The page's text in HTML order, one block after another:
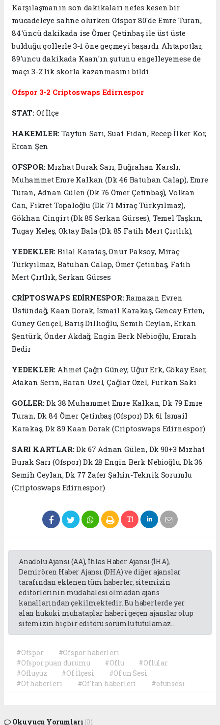
Karşılaşmanın son dakikaları nefes kesen bir
mücadeleye sahne olurken Ofspor 80'de Emre Turan,
84'üncü dakikada ise Ömer Çetinbaş ile üst üste
bulduğu gollerle 3-1 öne geçmeyi başardı. Ahtapotlar,
89'uncu dakikada Kaan'ın şutunu engelleyemese de
maçı 3-2'lik skorla kazanmasını bildi.
Ofspor 3-2 Criptoswaps Edirnespor
STAT: Of İlçe
HAKEMLER: Tayfun Sarı, Suat Fidan, Recep İlker Kor,
Ercan Şen
OFSPOR:Mızhat Burak Sarı, Buğrahan Karslı,
Muhammet Emre Kalkan (Dk 46 Batuhan Calap), Emre
Turan, Adnan Gülen (Dk 76 Ömer Çetinbaş), Volkan
Can, Fikret Topaloğlu (Dk 71 Miraç Türkyılmaz),
Gökhan Cingirt (Dk 85 Serkan Gürses), Temel Taşkın,
Tugay Keleş, Oktay Bala (Dk 85 Fatih Mert Çırtlık),
YEDEKLER: Bilal Karataş, Onur Paksoy, Miraç
Türkyılmaz, Batuhan Calap, Ömer Çetinbaş, Fatih
Mert Çırtlık, Serkan Gürses
CRİPTOSWAPS EDİRNESPOR:Ramazan Evren
Üstündağ, Kaan Dorak, İsmail Karakaş, Gencay Erten,
Güney Gençel, Barış Dillioğlu, Semih Ceylan, Erkan
Şentürk, Önder Akdağ, Engin Berk Nebioğlu, Emrah
Bedir
YEDEKLER: Ahmet Çağrı Güney, Uğur Erk, Gökay Eser,
Atakan Serin, Baran Uzel, Çağlar Özel, Furkan Saki
GOLLER:Dk 38 Muhammet Emre Kalkan, Dk 79 Emre
Turan, Dk 84 Ömer Çetinbaş (Ofspor) Dk 61 İsmail
Karakaş, Dk 89 Kaan Dorak (Criptoswaps Edirnespor)
SARI KARTLAR:Dk 67 Adnan Gülen, Dk 90+3 Mızhat
Burak Sarı (Ofspor) Dk 28 Engin Berk Nebioğlu, Dk 36
Semih Ceylan, Dk 77 Zafer Şahin-Teknik Sorumlu
(Criptoswaps Edirnespor)
Anadolu Ajansı (AA), İhlas Haber Ajansı (İHA),
Demirören Haber Ajansı (DHA) ve diğer ajanslar
tarafından eklenen tüm haberler, sitemizin
editörlerinin müdahalesi olmadan ajans
kanallarından çekilmektedir. Bu haberlerde yer
alan hukuki muhataplar haberi geçen ajanslar olup
sitemizin hiç bir editörü sorumlu tutulamaz...
#Ofspor
#Ofspor haberleri
#Ofspor puan durumu
#Oflu
#Oflular
#Ofluyuz
#Of İlçesi
#Of'un Sesi
#Of haberleri
#Of'tan haberleri #ofunsesi
Okuyucu Yorumları (0)